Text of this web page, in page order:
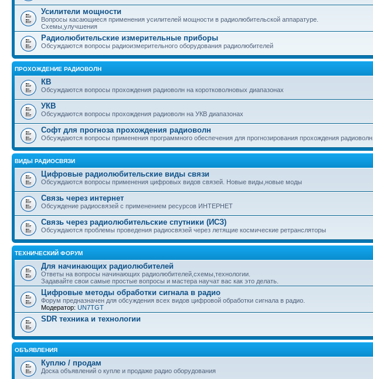
Усилители мощности
Вопросы касающиеся применения усилителей мощности в радиолюбительской аппаратуре.
Схемы,улучшения
Радиолюбительские измерительные приборы
Обсуждаются вопросы радиоизмерительного оборудования радиолюбителей
ПРОХОЖДЕНИЕ РАДИОВОЛН
КВ
Обсуждаются вопросы прохождения радиоволн на коротковолновых диапазонах
УКВ
Обсуждаются вопросы прохождения радиоволн на УКВ диапазонах
Софт для прогноза прохождения радиоволн
Обсуждаются вопросы применения программного обеспечения для прогнозирования прохождения радиоволн.
ВИДЫ РАДИОСВЯЗИ
Цифровые радиолюбительские виды связи
Обсуждаются вопросы применения цифровых видов связей. Новые виды,новые моды
Связь через интернет
Обсуждение радиосвязей с применением ресурсов ИНТЕРНЕТ
Связь через радиолюбительские спутники (ИСЗ)
Обсуждаются проблемы проведения радиосвязей через летящие космические ретрансляторы
ТЕХНИЧЕСКИЙ ФОРУМ
Для начинающих радиолюбителей
Ответы на вопросы начинающих радиолюбителей,схемы,технологии.
Задавайте свои самые простые вопросы и мастера научат вас как это делать.
Цифровые методы обработки сигнала в радио
Форум предназначен для обсуждения всех видов цифровой обработки сигнала в радио.
Модератор: UN7TGT
SDR техника и технологии
ОБЪЯВЛЕНИЯ
Куплю / продам
Доска объявлений о купле и продаже радио оборудования